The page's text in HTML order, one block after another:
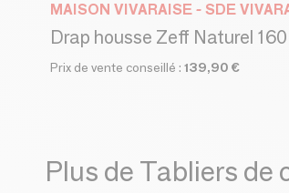
Drap housse Zeff Naturel
Prix de vente conseillé : 139,90 €
Plus de Tabliers de